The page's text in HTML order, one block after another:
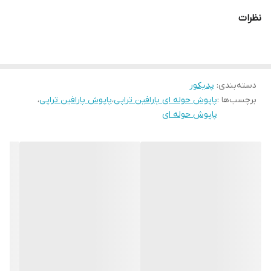
پاپوش ها در بازار هستند. توجه داشته باشید این پاپوش ها یکبار
نظرات
دسته‌بندی: پدیکور
برچسب‌ها :پاپوش حوله ای پارافین تراپی،پاپوش پارافین تراپی،
پاپوش حوله ای